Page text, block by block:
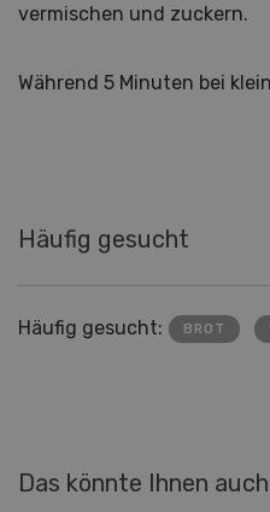
vermischen und zuckern.
Während 5 Minuten bei
Häufig gesucht
Häufig gesucht: BROT
Das könnte Ihnen